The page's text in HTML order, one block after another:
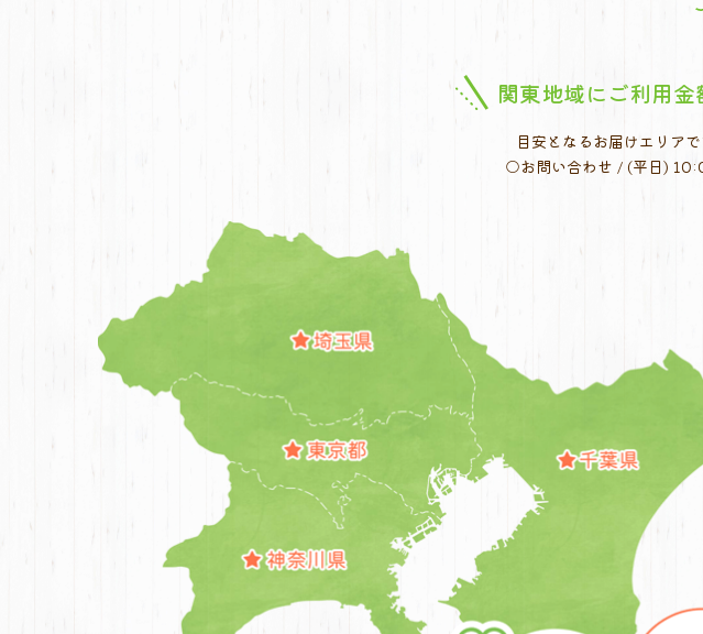
関東地域にご利用金
目安となるお届けエリアで
○お問い合わせ / (平日)